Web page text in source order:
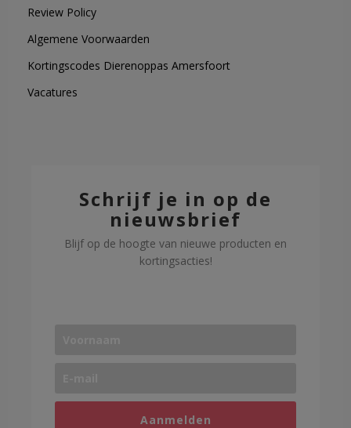
Review Policy
Algemene Voorwaarden
Kortingscodes Dierenoppas Amersfoort
Vacatures
Schrijf je in op de
nieuwsbrief
Blijf op de hoogte van nieuwe producten en
kortingsacties!
Aanmelden